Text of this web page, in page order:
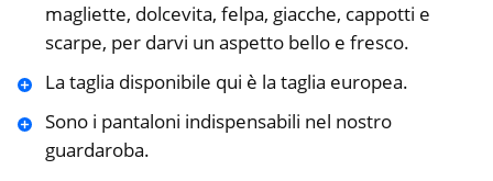
magliette, dolcevita, felpa, giacche, cappotti e
scarpe, per darvi un aspetto bello e fresco.
La taglia disponibile qui è la taglia europea.
Sono i pantaloni indispensabili nel nostro
guardaroba.